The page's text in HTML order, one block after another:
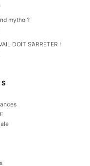
mytho ?
DOIT S’ARRETER !